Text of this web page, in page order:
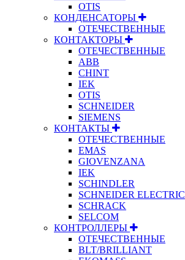
OTIS
КОНДЕНСАТОРЫ
ОТЕЧЕСТВЕННЫЕ
КОНТАКТОРЫ
ОТЕЧЕСТВЕННЫЕ
ABB
CHINT
IEK
OTIS
SCHNEIDER
SIEMENS
КОНТАКТЫ
ОТЕЧЕСТВЕННЫЕ
EMAS
GIOVENZANA
IEK
SCHINDLER
SCHNEIDER ELECTRIC
SCHRACK
SELCOM
КОНТРОЛЛЕРЫ
ОТЕЧЕСТВЕННЫЕ
BLT/BRILLIANT